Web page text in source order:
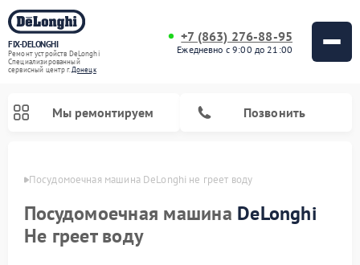
FIX-DELONGHI
Ремонт устройств DeLonghi
Специализированный
cервисный центр г.Донецк
+7 (863) 276-88-95
Ежедневно с 9:00 до 21:00
Мы ремонтируем Позвонить
Посудомоечная машина DeLonghi не греет воду
Посудомоечная машина DeLonghi
Не греет воду